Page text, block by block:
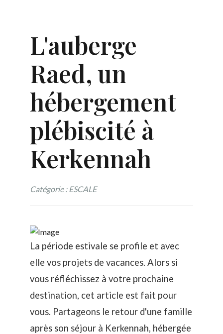
L'auberge
Raed, un
hébergement
plébiscité à
Kerkennah
Catégorie : ESCALE
La période estivale se profile et avec
elle vos projets de vacances. Alors si
vous réfléchissez à votre prochaine
destination, cet article est fait pour
vous. Partageons le retour d'une famille
après son séjour à Kerkennah, hébergée